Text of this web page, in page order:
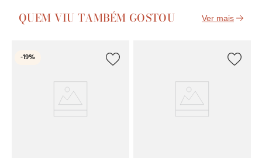
QUEM VIU TAMBÉM GOSTOU
-19%